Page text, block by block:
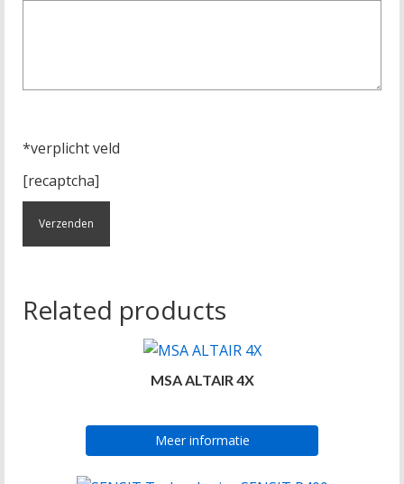
*verplicht veld
[recaptcha]
Related products
MSA ALTAIR 4X
Meer informatie